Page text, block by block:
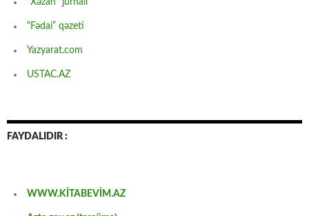
“Xəzan” jurnalı
“Fədai” qəzeti
Yazyarat.com
USTAC.AZ
FAYDALIDIR :
WWW.KİTABEVİM.AZ